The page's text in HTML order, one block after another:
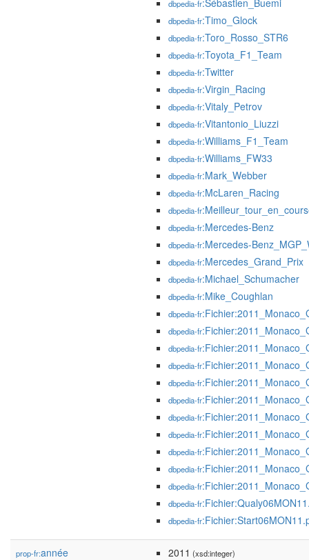
dbpedia-fr:Sébastien_Buemi
dbpedia-fr:Timo_Glock
dbpedia-fr:Toro_Rosso_STR6
dbpedia-fr:Toyota_F1_Team
dbpedia-fr:Twitter
dbpedia-fr:Virgin_Racing
dbpedia-fr:Vitaly_Petrov
dbpedia-fr:Vitantonio_Liuzzi
dbpedia-fr:Williams_F1_Team
dbpedia-fr:Williams_FW33
dbpedia-fr:Mark_Webber
dbpedia-fr:McLaren_Racing
dbpedia-fr
dbpedia-fr:Mercedes-Benz
dbpedia-fr:Mercedes-
dbpedia-fr:Mercedes_Grand_Prix
dbpedia-fr:Michael_Schumacher
dbpedia-fr:Mike_Coughlan
dbpedia-fr
dbpedia-fr
dbpedia-fr
dbpedia-fr
dbpedia-fr
dbpedia-fr
dbpedia-fr
dbpedia-fr
dbpedia-fr
dbpedia-fr
dbpedia-fr
dbpedia-fr
dbpedia-fr
prop-fr:année 2011 (xsd:integer)